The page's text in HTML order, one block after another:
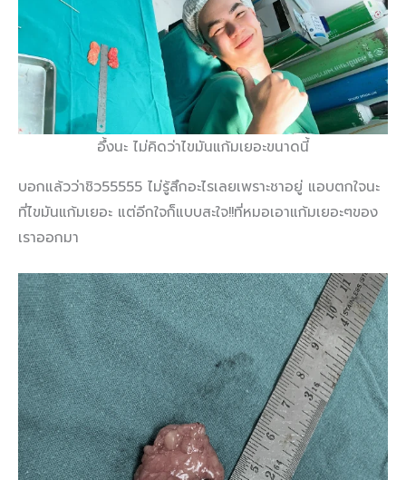
อึ้งนะ ไม่คิดว่าไขมันแก้มเยอะขนาดนี้
บอกแล้วว่าชิว55555 ไม่รู้สึกอะไรเลยเพราะชาอยู่ แอบตกใจนะ
ที่ไขมันแก้มเยอะ แต่อีกใจก็แบบสะใจ!!ที่หมอเอาแก้มเยอะๆของ
เราออกมา